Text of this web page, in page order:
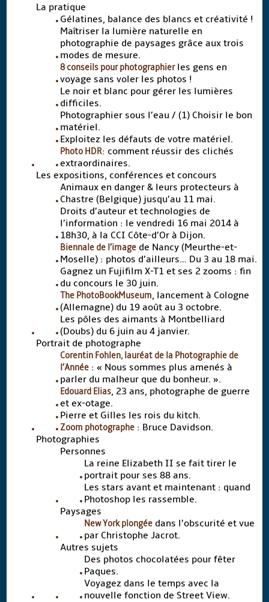
La pratique
Gélatines, balance des blancs et créativité !
Maîtriser la lumière naturelle en
photographie de paysages grâce aux trois
modes de mesure.
8 conseils pour photographierles gens en
voyage sans voler les photos !
Le noir et blanc pour gérer les lumières
difficiles.
Photographier sous l’eau / (1) Choisir le bon
matériel.
Exploitez les défauts de votre matériel.
Photo HDR: comment réussir des clichés
extraordinaires.
Les expositions, conférences et concours
Animaux en danger & leurs protecteurs à
Chastre (Belgique) jusqu’au 11 mai.
Droits d’auteur et technologies de
l’information : le vendredi 16 mai 2014 à
18h30, à la CCI Côte-d’Or à Dijon.
Biennale de l’imagede Nancy (Meurthe-et-
Moselle) : photos d’ailleurs… Du 3 au 18 mai.
Gagnez un Fujifilm X-T1 et ses 2 zooms : fin
du concours le 30 juin.
The PhotoBookMuseum, lancement à Cologne
(Allemagne) du 19 août au 3 octobre.
Les pôles des aimants à Montbelliard
(Doubs) du 6 juin au 4 janvier.
Portrait de photographe
Corentin Fohlen, lauréat de la Photographie de
l’Année: « Nous sommes plus amenés à
parler du malheur que du bonheur. ».
Edouard Elias, 23 ans, photographe de guerre
et ex-otage.
Pierre et Gilles les rois du kitch.
Zoom photographe: Bruce Davidson.
Photographies
Personnes
La reine Elizabeth II se fait tirer le
portrait pour ses 88 ans.
Les stars avant et maintenant : quand
Photoshop les rassemble.
Paysages
New York plongéedans l’obscurité et vue
par Christophe Jacrot.
Autres sujets
Des photos chocolatées pour fêter
Paques.
Voyagez dans le temps avec la
nouvelle fonction de Street View.